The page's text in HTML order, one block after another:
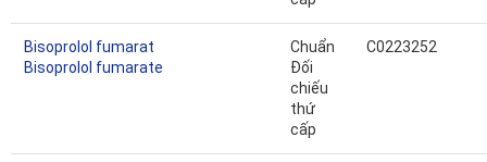
Bisoprolol fumarat
Bisoprolol fumarate
Chuẩn
Đối
chiếu
thứ
cấp
C0223252